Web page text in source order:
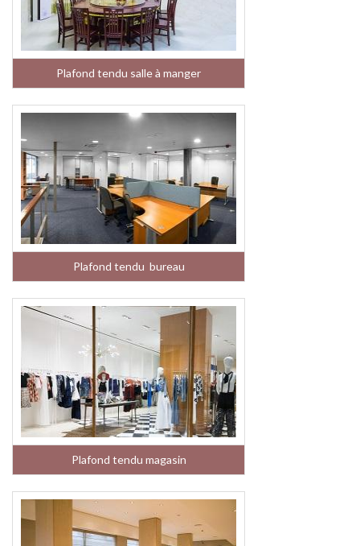
Plafond tendu salle à manger
Plafond tendu bureau
Plafond tendu magasin